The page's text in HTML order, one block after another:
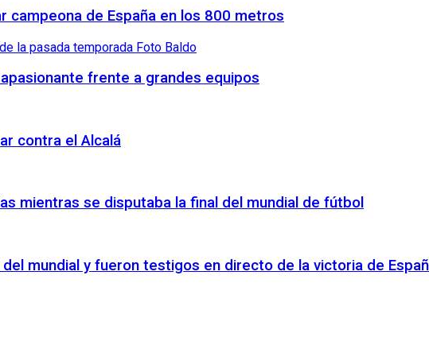
campeona de España en los 800 metros
frente a grandes equipos
contra el Alcalá
mientras se disputaba la final del mundial de fútbol
mundial y fueron testigos en directo de la victoria de